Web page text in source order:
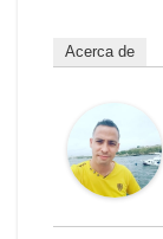
Acerca de